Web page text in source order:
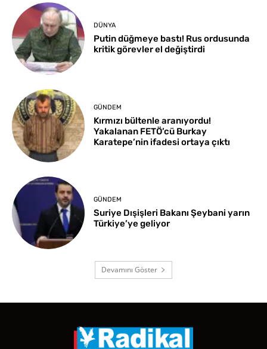
DÜNYA
Putin düğmeye bastı! Rus ordusunda
kritik görevler el değiştirdi
GÜNDEM
Kırmızı bültenle aranıyordu!
Yakalanan FETÖ’cü Burkay
Karatepe’nin ifadesi ortaya çıktı
GÜNDEM
Suriye Dışişleri Bakanı Şeybani yarın
Türkiye’ye geliyor
Devamını Göster